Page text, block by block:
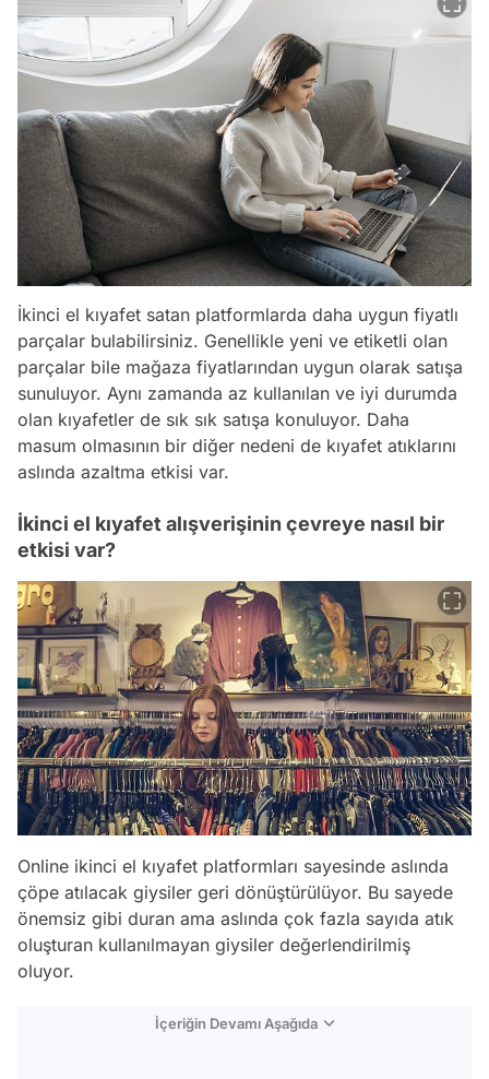
İkinci el kıyafet satan platformlarda daha uygun fiyatlı
parçalar bulabilirsiniz. Genellikle yeni ve etiketli olan
parçalar bile mağaza fiyatlarından uygun olarak satışa
sunuluyor. Aynı zamanda az kullanılan ve iyi durumda
olan kıyafetler de sık sık satışa konuluyor. Daha
masum olmasının bir diğer nedeni de kıyafet atıklarını
aslında azaltma etkisi var.
İkinci el kıyafet alışverişinin çevreye nasıl bir
etkisi var?
Online ikinci el kıyafet platformları sayesinde aslında
çöpe atılacak giysiler geri dönüştürülüyor. Bu sayede
önemsiz gibi duran ama aslında çok fazla sayıda atık
oluşturan kullanılmayan giysiler değerlendirilmiş
oluyor.
İçeriğin Devamı Aşağıda